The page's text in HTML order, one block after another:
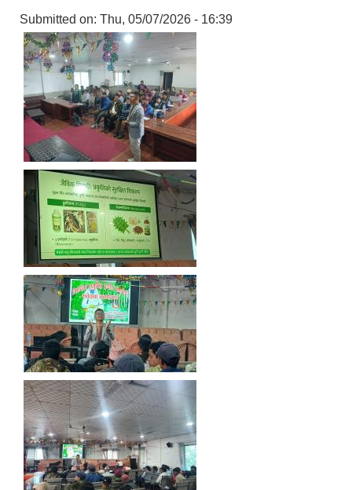
Submitted on: Thu, 05/07/2026 - 16:39